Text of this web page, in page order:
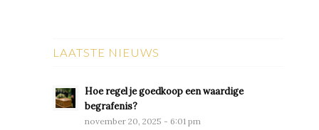
LAATSTE NIEUWS
Hoe regel je goedkoop een waardige
begrafenis?
november 20, 2025 - 6:01 pm